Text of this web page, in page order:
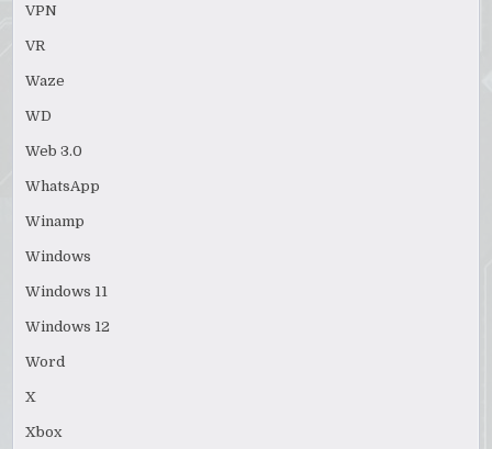
VPN
VR
Waze
WD
Web 3.0
WhatsApp
Winamp
Windows
Windows 11
Windows 12
Word
X
Xbox